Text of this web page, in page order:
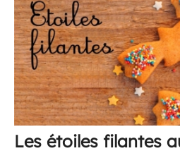
Les étoiles filantes